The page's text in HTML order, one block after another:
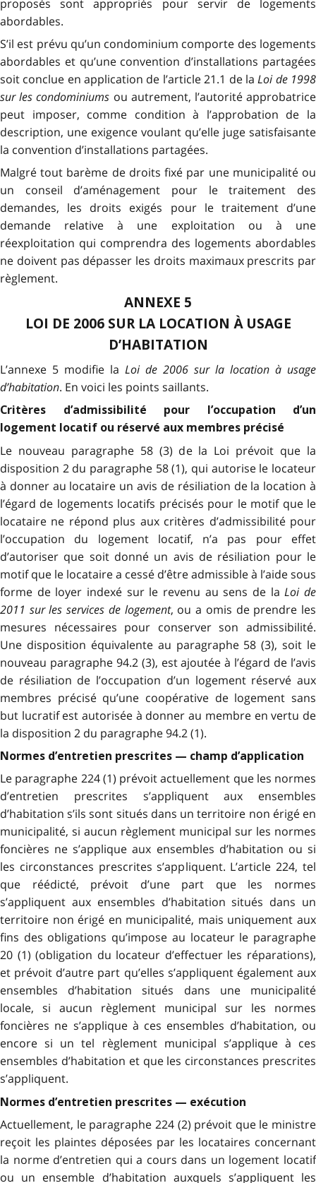
proposés sont appropriés pour servir de logements
abordables.
S’il est prévu qu’un condominium comporte des logements
abordables et qu’une convention d’installations partagées
soit conclue en application de l’article 21.1 de laLoi de 1998
sur les condominiums ou autrement, l’autorité approbatrice
peut imposer, comme condition à l’approbation de la
description, une exigence voulant qu’elle juge satisfaisante
la convention d’installations partagées.
Malgré tout barème de droits fixé par une municipalité ou
un conseil d’aménagement pour le traitement des
demandes, les droits exigés pour le traitement d’une
demande relative à une exploitation ou à une
réexploitation qui comprendra des logements abordables
ne doivent pas dépasser les droits maximaux prescrits par
règlement.
ANNEXE 5
LOI DE 2006 SUR LA LOCATION À USAGE
D’HABITATION
L’annexe 5 modifie la Loi de 2006 sur la location à usage
d’habitation. En voici les points saillants.
Critères d’admissibilité pour l’occupation d’un
logement locatif ou réservé aux membres précisé
Le nouveau paragraphe 58 (3) de la Loi prévoit que la
disposition 2 du paragraphe 58 (1), qui autorise le locateur
à donner au locataire un avis de résiliation de la location à
l’égard de logements locatifs précisés pour le motif que le
locataire ne répond plus aux critères d’admissibilité pour
l’occupation du logement locatif, n’a pas pour effet
d’autoriser que soit donné un avis de résiliation pour le
motif que le locataire a cessé d’être admissible à l’aide sous
forme de loyer indexé sur le revenu au sens de laLoi de
2011 sur les services de logement, ou a omis de prendre les
mesures nécessaires pour conserver son admissibilité.
Une disposition équivalente au paragraphe 58 (3), soit le
nouveau paragraphe 94.2 (3), est ajoutée à l’égard de l’avis
de résiliation de l’occupation d’un logement réservé aux
membres précisé qu’une coopérative de logement sans
but lucratif est autorisée à donner au membre en vertu de
la disposition 2 du paragraphe 94.2 (1).
Normes d’entretien prescrites — champ d’application
Le paragraphe 224 (1) prévoit actuellement que les normes
d’entretien prescrites s’appliquent aux ensembles
d’habitation s’ils sont situés dans un territoire non érigé en
municipalité, si aucun règlement municipal sur les normes
foncières ne s’applique aux ensembles d’habitation ou si
les circonstances prescrites s’appliquent. L’article 224, tel
que réédicté, prévoit d’une part que les normes
s’appliquent aux ensembles d’habitation situés dans un
territoire non érigé en municipalité, mais uniquement aux
fins des obligations qu’impose au locateur le paragraphe
20 (1) (obligation du locateur d’effectuer les réparations),
et prévoit d’autre part qu’elles s’appliquent également aux
ensembles d’habitation situés dans une municipalité
locale, si aucun règlement municipal sur les normes
foncières ne s’applique à ces ensembles d’habitation, ou
encore si un tel règlement municipal s’applique à ces
ensembles d’habitation et que les circonstances prescrites
s’appliquent.
Normes d’entretien prescrites — exécution
Actuellement, le paragraphe 224 (2) prévoit que le ministre
reçoit les plaintes déposées par les locataires concernant
la norme d’entretien qui a cours dans un logement locatif
ou un ensemble d’habitation auxquels s’appliquent les